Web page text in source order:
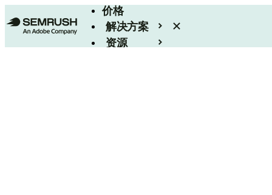
价格
解决方案
资源